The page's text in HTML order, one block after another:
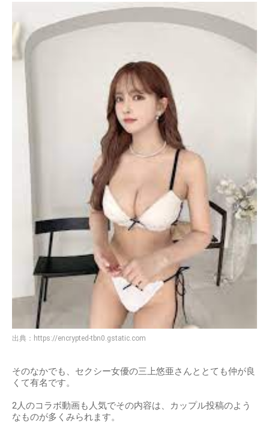
出典： https://encrypted-tbn0.gstatic.com
そのなかでも、セクシー女優の三上悠亜さんととても仲が良
くて有名です。
2人のコラボ動画も人気でその内容は、カップル投稿のよう
なものが多くみられます。